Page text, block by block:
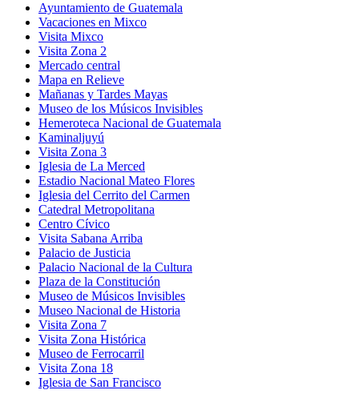
Ayuntamiento de Guatemala
Vacaciones en Mixco
Visita Mixco
Visita Zona 2
Mercado central
Mapa en Relieve
Mañanas y Tardes Mayas
Museo de los Músicos Invisibles
Hemeroteca Nacional de Guatemala
Kaminaljuyú
Visita Zona 3
Iglesia de La Merced
Estadio Nacional Mateo Flores
Iglesia del Cerrito del Carmen
Catedral Metropolitana
Centro Cívico
Visita Sabana Arriba
Palacio de Justicia
Palacio Nacional de la Cultura
Plaza de la Constitución
Museo de Músicos Invisibles
Museo Nacional de Historia
Visita Zona 7
Visita Zona Histórica
Museo de Ferrocarril
Visita Zona 18
Iglesia de San Francisco